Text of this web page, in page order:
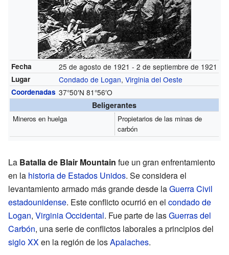
Fecha 25 de agosto de 1921 - 2 de septiembre de 1921
Lugar Condado de Logan,Virginia del Oeste
Coordenadas 37°50′N 81°56′O
Beligerantes
Mineros en huelga
Propietarios de las minas de
carbón
La Batalla de Blair Mountain fue un gran enfrentamiento
en la historia de Estados Unidos. Se considera el
levantamiento armado más grande desde laGuerra Civil
estadounidense. Este conflicto ocurrió en el condado de
Logan, Virginia Occidental. Fue parte de lasGuerras del
Carbón, una serie de conflictos laborales a principios del
siglo XXen la región de losApalaches.